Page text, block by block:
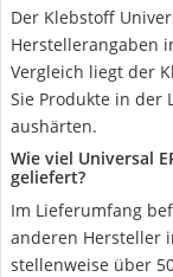
Der Klebstoff
Herstellerangaben
Vergleich liegt der
Sie Produkte in der
aushärten.
Wie viel Universal
geliefert?
Im Lieferumfang
anderen Hersteller
stellenweise über